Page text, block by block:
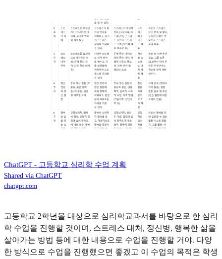
ChatGPT - 고등학교 심리학 수업 계획
Shared via ChatGPT
chatgpt.com
고등학교 2학년을 대상으로 심리학교과서를 바탕으로 한 심리
학 수업을 진행할 것이며, 스트레스 대처, 정신병, 행복한 삶을
살아가는 방법 등에 대한 내용으로 수업을 진행할 거야. 다양
한 방식으로 수업을 진행했으면 좋겠고 이 수업의 목적은 학생